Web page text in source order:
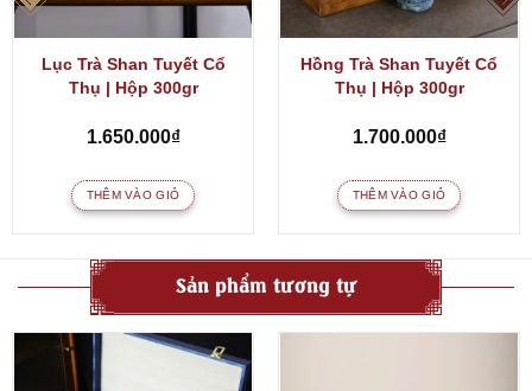
Lục Trà Shan Tuyết Cổ
Thụ | Hộp 300gr
1.650.000₫
THÊM VÀO GIỎ
Hồng Trà Shan Tuyết Cổ
Thụ | Hộp 300gr
1.700.000₫
THÊM VÀO GIỎ
Sản phẩm tương tự